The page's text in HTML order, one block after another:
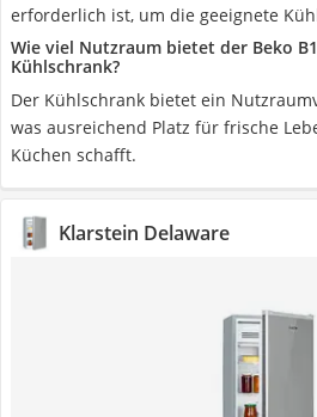
erforderlich ist, um die geeignete
Wie viel Nutzraum bietet der Beko
Kühlschrank?
Der Kühlschrank bietet ein
was ausreichend Platz für frische
Küchen schafft.
Klarstein Delaware